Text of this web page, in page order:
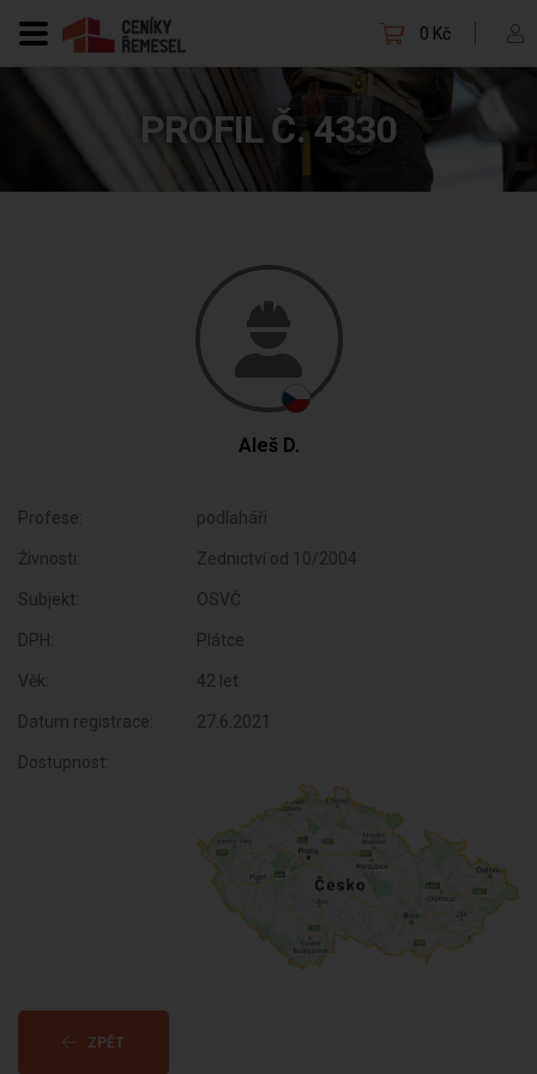
0 Kč
PROFIL Č. 4330
Aleš D.
Profese: podlaháři
Živnosti: Zednictví od 10/2004
Subjekt: OSVČ
DPH: Plátce
Věk: 42 let
Datum registrace: 27.6.2021
Dostupnost:
ZPĚT